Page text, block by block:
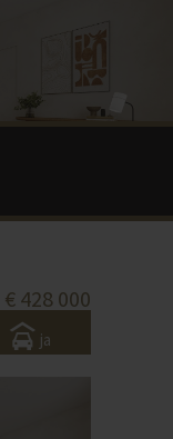
€ 428 000
ja